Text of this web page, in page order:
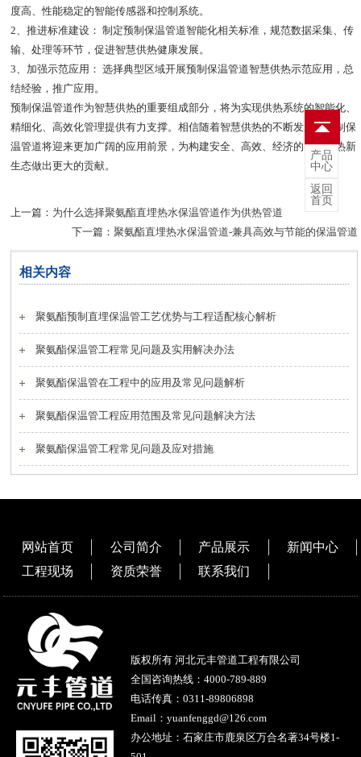
度高、性能稳定的智能传感器和控制系统。
2、推进标准建设： 制定预制保温管道智能化相关标准，规范数据采集、传
输、处理等环节，促进智慧供热健康发展。
3、加强示范应用： 选择典型区域开展预制保温管道智慧供热示范应用，总
结经验，推广应用。
预制保温管道作为智慧供热的重要组成部分，将为实现供热系统的智能化、
精细化、高效化管理提供有力支撑。相信随着智慧供热的不断发展，预制保
温管道将迎来更加广阔的应用前景，为构建安全、高效、经济的智慧供热新
生态做出更大的贡献。
上一篇： 为什么选择聚氨酯直埋热水保温管道作为供热管道
下一篇： 聚氨酯直埋热水保温管道-兼具高效与节能的保温管道
相关内容
聚氨酯预制直埋保温管工艺优势与工程适配核心解析
聚氨酯保温管工程常见问题及实用解决办法
聚氨酯保温管在工程中的应用及常见问题解析
聚氨酯保温管工程应用范围及常见问题解决方法
聚氨酯保温管工程常见问题及应对措施
网站首页 公司简介 产品展示
新闻中心
工程现场
资质荣誉 联系我们
版权所有 河北元丰管道工程有限公司
全国咨询热线： 4000-789-889
电话传真：0311-89806898
Email：yuanfenggd@126.com
办公地址：石家庄市鹿泉区万合名著34号楼1-
产品
中心
返回
首页